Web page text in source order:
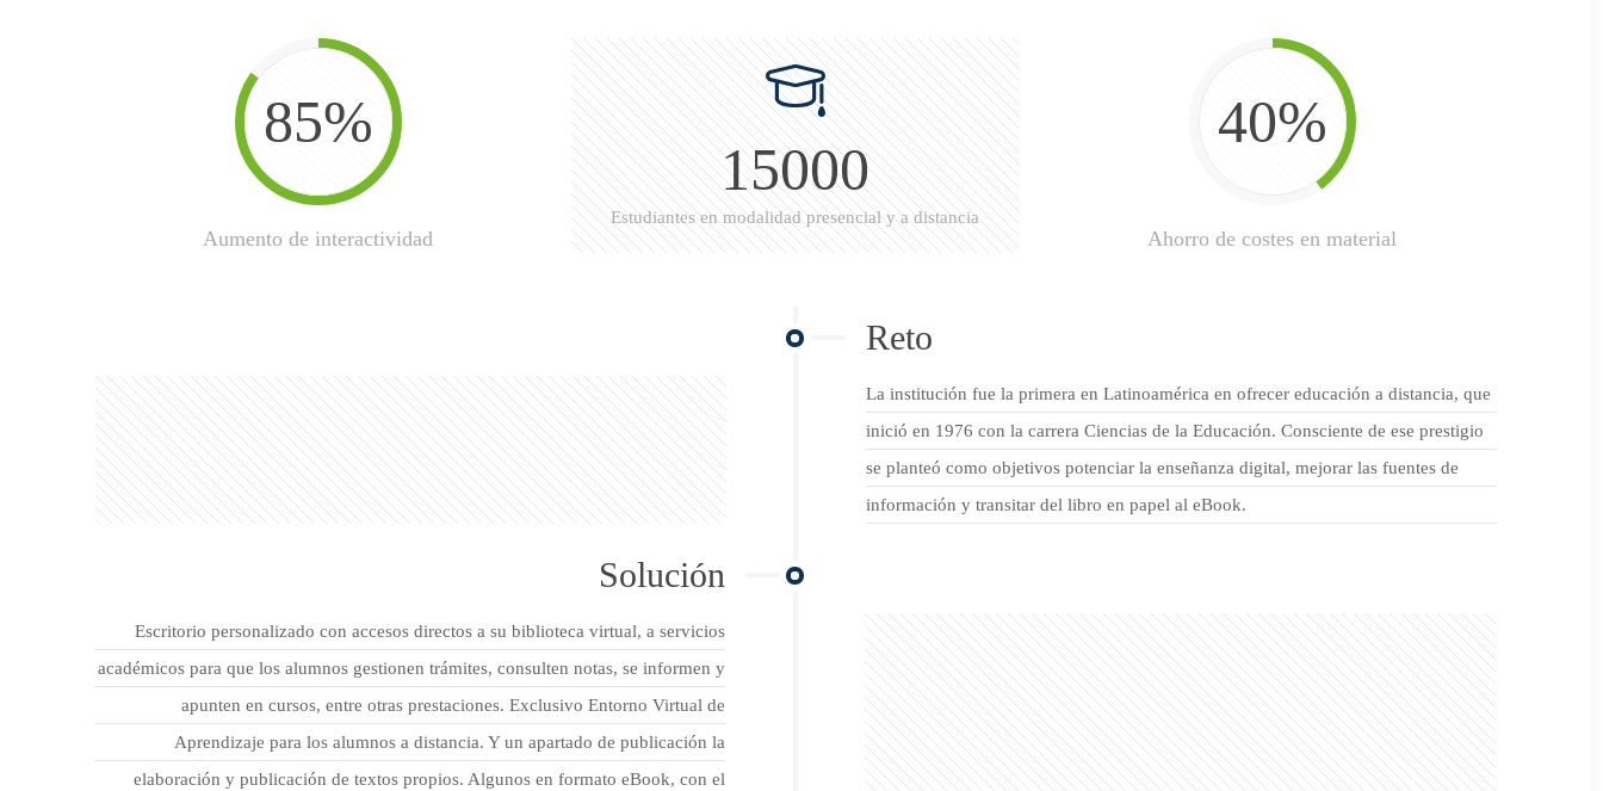
85%
Aumento de interactividad
15000
Estudiantes en modalidad presencial y a distancia
40%
Ahorro de costes en material
Reto
La institución fue la primera en Latinoamérica en ofrecer educación a distancia, que
inició en 1976 con la carrera Ciencias de la Educación. Consciente de ese prestigio
se planteó como objetivos potenciar la enseñanza digital, mejorar las fuentes de
información y transitar del libro en papel al eBook.
Solución
Escritorio personalizado con accesos directos a su biblioteca virtual, a servicios
académicos para que los alumnos gestionen trámites, consulten notas, se informen y
apunten en cursos, entre otras prestaciones. Exclusivo Entorno Virtual de
Aprendizaje para los alumnos a distancia. Y un apartado de publicación la
elaboración y publicación de textos propios. Algunos en formato eBook, con el